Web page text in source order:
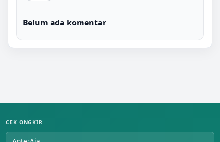
Belum ada komentar
CEK ONGKIR